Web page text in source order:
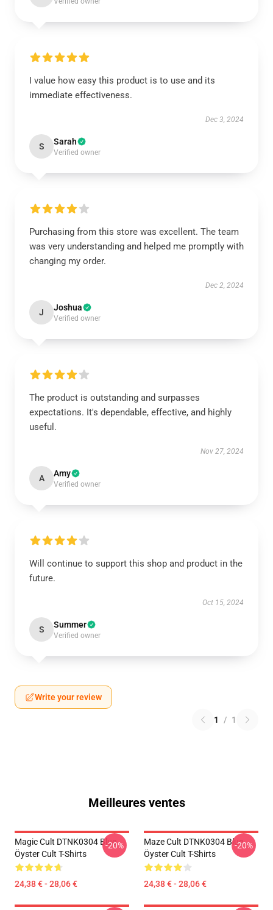
I value how easy this product is to use and its
immediate effectiveness.
Dec 3, 2024
S Sarah
Verified owner
Purchasing from this store was excellent. The team
was very understanding and helped me promptly with
changing my order.
Dec 2, 2024
J Joshua
Verified owner
The product is outstanding and surpasses
expectations. It's dependable, effective, and highly
useful.
Nov 27, 2024
A Amy
Verified owner
Will continue to support this shop and product in the
future.
Oct 15, 2024
S Summer
Verified owner
Write your review
1 / 1
Meilleures ventes
Magic Cult DTNK0304 Blue
Öyster Cult T-Shirts
24,38 € - 28,06 €
-20%
Maze Cult DTNK0304 Blue
Öyster Cult T-Shirts
24,38 € - 28,06 €
-20%